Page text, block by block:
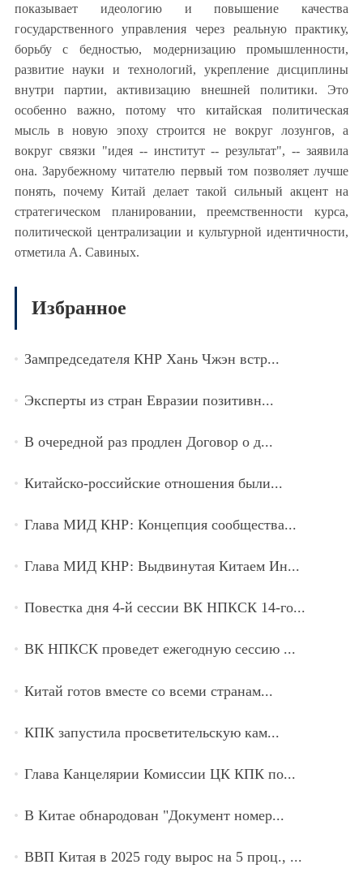
показывает идеологию и повышение качества
государственного управления через реальную практику,
борьбу с бедностью, модернизацию промышленности,
развитие науки и технологий, укрепление дисциплины
внутри партии, активизацию внешней политики. Это
особенно важно, потому что китайская политическая
мысль в новую эпоху строится не вокруг лозунгов, а
вокруг связки "идея -- институт -- результат", -- заявила
она. Зарубежному читателю первый том позволяет лучше
понять, почему Китай делает такой сильный акцент на
стратегическом планировании, преемственности курса,
политической централизации и культурной идентичности,
отметила А. Савиных.
Избранное
Зампредседателя КНР Хань Чжэн встр...
Эксперты из стран Евразии позитивн...
В очередной раз продлен Договор о д...
Китайско-российские отношения были...
Глава МИД КНР: Концепция сообщества...
Глава МИД КНР: Выдвинутая Китаем Ин...
Повестка дня 4-й сессии ВК НПКСК 14-го...
ВК НПКСК проведет ежегодную сессию ...
Китай готов вместе со всеми странам...
КПК запустила просветительскую кам...
Глава Канцелярии Комиссии ЦК КПК по...
В Китае обнародован "Документ номер...
ВВП Китая в 2025 году вырос на 5 проц., ...